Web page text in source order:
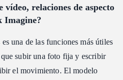
vídeo, relaciones de aspecto
Imagine?
una de las funciones más útiles
subir una foto fija y escribir
el movimiento. El modelo